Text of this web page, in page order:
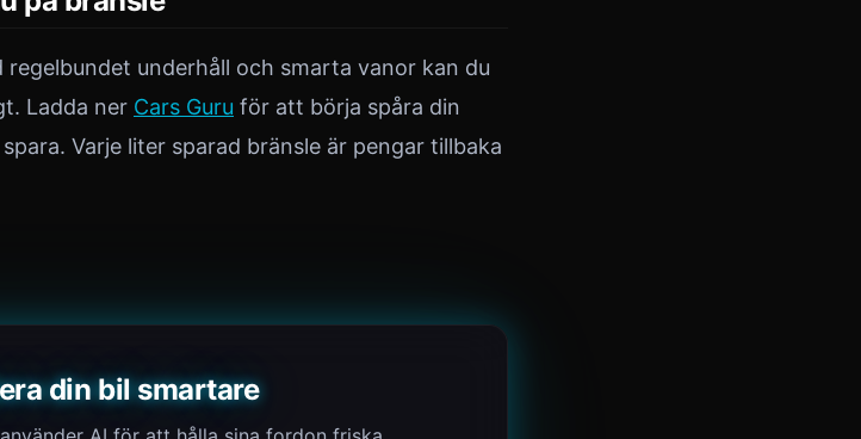
underhåll och smarta vanor kan du
Ladda ner Cars Guru för att börja spåra din
Varje liter sparad bränsle är pengar tillbaka
din bil smartare